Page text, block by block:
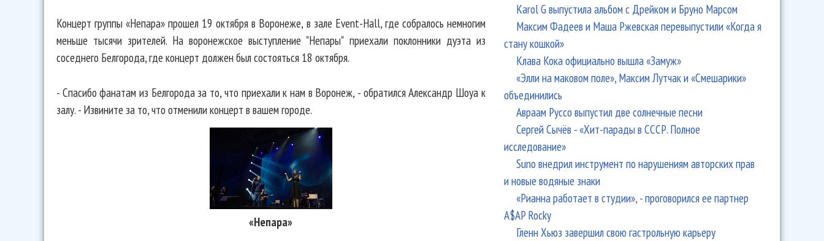
Концерт группы «Непара» прошел 19 октября в Воронеже, в зале Event-Hall, где собралось немногим
меньше тысячи зрителей. На воронежское выступление "Непары" приехали поклонники дуэта из
соседнего Белгорода, где концерт должен был состояться 18 октября.
- Спасибо фанатам из Белгорода за то, что приехали к нам в Воронеж, - обратился Александр Шоуа к
залу. - Извините за то, что отменили концерт в вашем городе.
«Непара»
Karol G выпустила альбом с Дрейком и Бруно Марсом
Максим Фадеев и Маша Ржевская перевыпустили «Когда я
стану кошкой»
Клава Кока официально вышла «Замуж»
«Элли на маковом поле», Максим Лутчак и «Смешарики»
объединились
Авраам Руссо выпустил две солнечные песни
Сергей Сычёв - «Хит-парады в СССР. Полное
исследование»
Suno внедрил инструмент по нарушениям авторских прав
и новые водяные знаки
«Рианна работает в студии», - проговорился ее партнер
A$AP Rocky
Гленн Хьюз завершил свою гастрольную карьеру